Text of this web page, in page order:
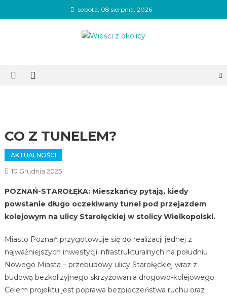
to
sobota, 08 sierpnia, 2026
CO Z TUNELEM?
AKTUALNOŚCI
10 Grudnia 2025
POZNAŃ-STAROŁĘKA: Mieszkańcy pytają, kiedy
powstanie długo oczekiwany tunel pod przejazdem
kolejowym na ulicy Starołęckiej w stolicy Wielkopolski.
Miasto Poznań przygotowuje się do realizacji jednej z
najważniejszych inwestycji infrastrukturalnych na południu
Nowego Miasta – przebudowy ulicy Starołęckiej wraz z
budową bezkolizyjnego skrzyżowania drogowo-kolejowego.
Celem projektu jest poprawa bezpieczeństwa ruchu oraz